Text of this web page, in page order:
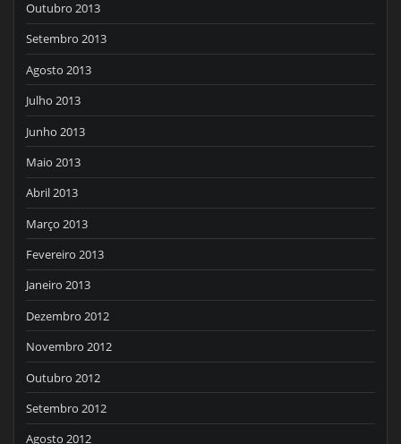
Outubro 2013
Setembro 2013
Agosto 2013
Julho 2013
Junho 2013
Maio 2013
Abril 2013
Março 2013
Fevereiro 2013
Janeiro 2013
Dezembro 2012
Novembro 2012
Outubro 2012
Setembro 2012
Agosto 2012